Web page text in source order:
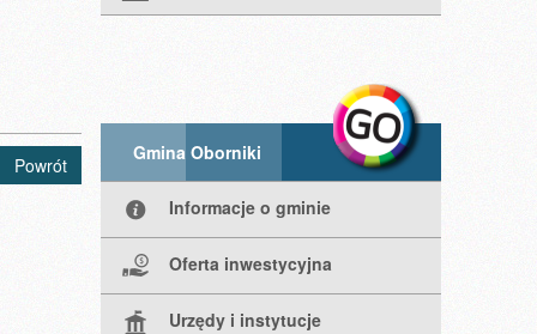
Gmina Oborniki
Informacje o gminie
Oferta inwestycyjna
Urzędy i instytucje
Powrót